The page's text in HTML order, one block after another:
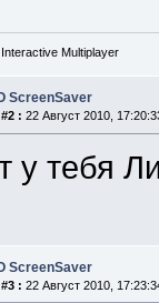
Multiplayer
ScreenSaver
: 22 Август 2010,
у тебя
ScreenSaver
: 22 Август 2010,